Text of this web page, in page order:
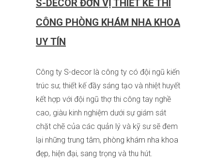
S-DECOR ĐƠN VỊ THIẾT KẾ THI
CÔNG PHÒNG KHÁM NHA KHOA
UY TÍN
Công ty S-decor là công ty có đội ngũ kiến
trúc sư, thiết kế đầy sáng tạo và nhiệt huyết
kết hợp với đội ngũ thợ thi công tay nghề
cao, giàu kinh nghiệm dưới sự giám sát
chặt chẽ của các quản lý và kỹ sư sẽ đem
lại những trung tâm, phòng khám nha khoa
đẹp, hiện đại, sang trọng và thu hút.